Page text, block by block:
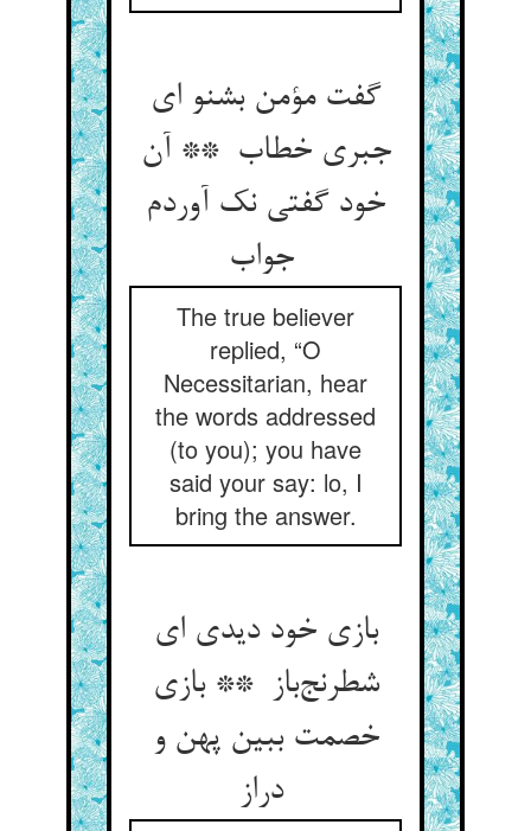
گفت مؤمن بشنو ای
جبری خطاب ** آن
خود گفتی نک آوردم
جواب
The true believer
replied, “O
Necessitarian, hear
the words addressed
(to you); you have
said your say: lo, I
bring the answer.
بازی خود دیدی ای
شطرنج‌باز ** بازی
خصمت ببین پهن و
دراز